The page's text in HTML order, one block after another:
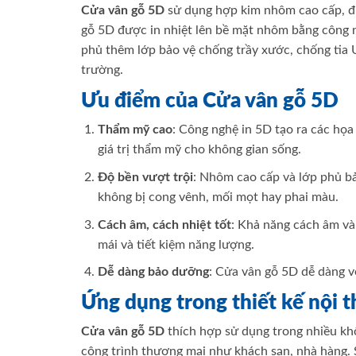
Cửa vân gỗ 5D sử dụng hợp kim nhôm cao cấp,
gỗ 5D được in nhiệt lên bề mặt nhôm bằng
phủ thêm lớp bảo vệ chống trầy xước, chống tia
trường.
Ưu điểm của Cửa vân gỗ 5D
Thẩm mỹ cao: Công nghệ in 5D tạo ra các
giá trị thẩm mỹ cho không gian sống.
Độ bền vượt trội: Nhôm cao cấp và lớp phủ
không bị cong vênh, mối mọt hay phai màu.
Cách âm, cách nhiệt tốt: Khả năng cách âm
mái và tiết kiệm năng lượng.
Dễ dàng bảo dưỡng: Cửa vân gỗ 5D dễ dàng
Ứng dụng trong thiết kế nội
Cửa vân gỗ 5D thích hợp sử dụng trong nhiều
công trình thương mại như khách sạn, nhà hàng.